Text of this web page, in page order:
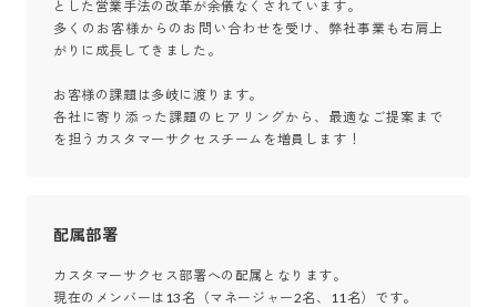
とした営業手法の改革が余儀なくされています。
多くのお客様からのお問い合わせを受け、弊社事業も右肩上
がりに成長してきました。
お客様の課題は多岐に渡ります。
各社に寄り添った課題のヒアリングから、最適なご提案まで
を担うカスタマーサクセスチームを増員します！
配属部署
カスタマーサクセス部署への配属となります。
現在のメンバーは13名（マネージャー2名、11名）です。